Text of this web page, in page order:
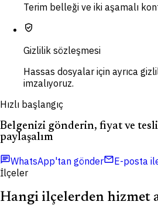
Terim belleği ve iki aşamalı
verified_user
Gizlilik sözleşmesi
Hassas dosyalar için ayrıca
imzalıyoruz.
Hızlı başlangıç
Belgenizi gönderin, fiyat ve
paylaşalım
chatWhatsApp'tan göndermailE-posta
İlçeler
Hangi ilçelerden hizmet